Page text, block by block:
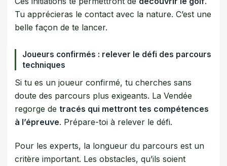
Tu apprécieras le contact avec la nature. C’est une
belle façon de te lancer.
Joueurs confirmés : relever le défi des parcours
techniques
Si tu es un joueur confirmé, tu cherches sans
doute des parcours plus exigeants. La Vendée
regorge de tracés qui mettront tes compétences
à l’épreuve. Prépare-toi à relever le défi.
Pour les experts, la longueur du parcours est un
critère important. Les obstacles, qu’ils soient